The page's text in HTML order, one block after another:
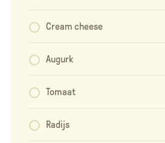
Cream cheese
Augurk
Tomaat
Radijs